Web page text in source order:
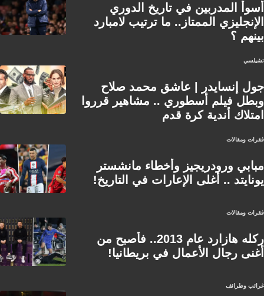
أسوأ المدربين في تاريخ الدوري
الإنجليزي الممتاز.. ما ترتيب لامبارد
بينهم ؟
تشيلسي
جول إنسايدر | عاشق محمد صلاح
وبطل فيلم أسطوري .. مشاهير قرروا
امتلاك أندية كرة قدم
فقرات ومقالات
مبابي ورودريجيز وأخطاء مانشستر
يونايتد .. أغلى الإعارات في التاريخ!
فقرات ومقالات
ركله هازارد عام 2013.. فأصبح من
أغنى رجال الأعمال في بريطانيا!
غرائب وطرائف